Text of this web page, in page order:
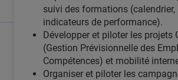
suivi des formations (calendrier,
indicateurs de performance).
Développer et piloter les projets
(Gestion Prévisionnelle des
Compétences) et mobilité
Organiser et piloter les